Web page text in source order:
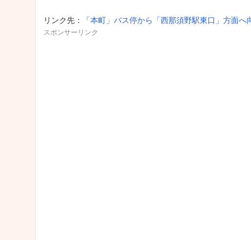
リンク先： 「本町」バス停から「西那須野駅東口」方面
スポンサーリンク